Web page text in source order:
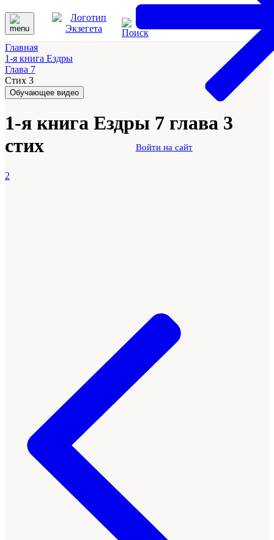
Войти на сайт
Главная
1-я книга Ездры
Глава 7
Стих 3
Обучающее видео
1-я книга Ездры 7 глава 3
стих
2